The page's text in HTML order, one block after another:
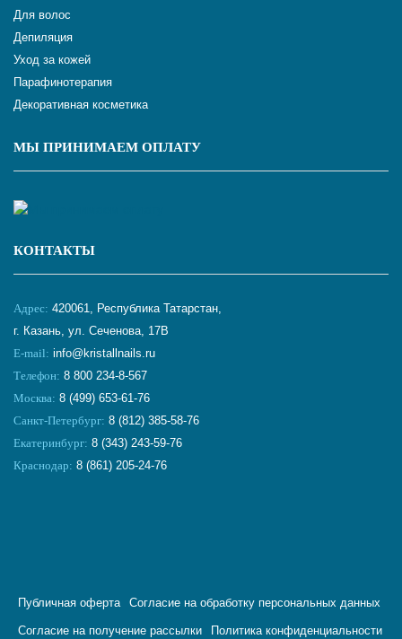
Для волос
Депиляция
Уход за кожей
Парафинотерапия
Декоративная косметика
МЫ ПРИНИМАЕМ ОПЛАТУ
КОНТАКТЫ
Адрес: 420061, Республика Татарстан,
г. Казань, ул. Сеченова, 17В
E-mail: info@kristallnails.ru
Телефон: 8 800 234-8-567
Москва: 8 (499) 653-61-76
Санкт-Петербург: 8 (812) 385-58-76
Екатеринбург: 8 (343) 243-59-76
Краснодар: 8 (861) 205-24-76
Публичная оферта Согласие на обработку персональных данных
Согласие на получение рассылки Политика конфиденциальности